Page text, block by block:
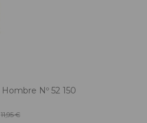
Nº 52 150
11,95 €